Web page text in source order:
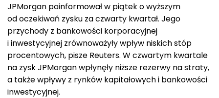
JPMorgan poinformował w piątek o wyższym
od oczekiwań zysku za czwarty kwartał. Jego
przychody z bankowości korporacyjnej
i inwestycyjnej zrównoważyły wpływ niskich stóp
procentowych, pisze Reuters. W czwartym kwartale
na zysk JPMorgan wpłynęły niższe rezerwy na straty,
a także wpływy z rynków kapitałowych i bankowości
inwestycyjnej.